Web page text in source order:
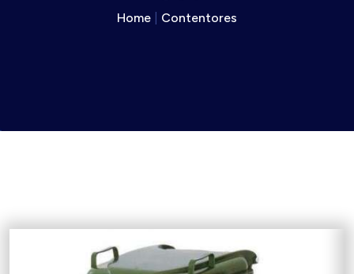
Home Contentores